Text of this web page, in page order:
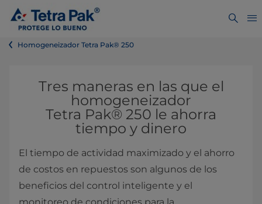
Homogeneizador Tetra Pak® 250
Tres maneras en las que el
homogeneizador
Tetra Pak® 250 le ahorra
tiempo y dinero
El tiempo de actividad maximizado y el ahorro
de costos en repuestos son algunos de los
beneficios del control inteligente y el